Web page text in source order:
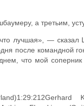
а третьим,
лучшая», —
после командной
что мой